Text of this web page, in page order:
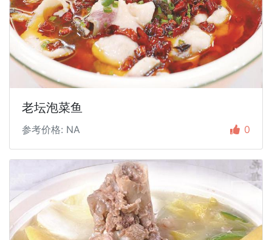
老坛泡菜鱼
参考价格: NA 0